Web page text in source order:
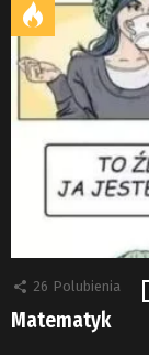
26 Polubienia
Matematyk